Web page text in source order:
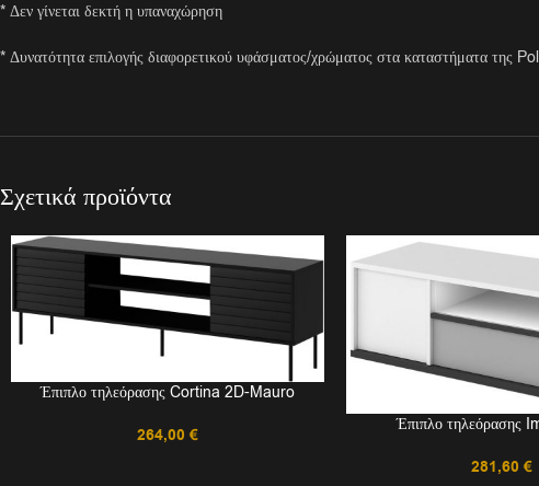
* Δεν γίνεται δεκτή η υπαναχώρηση
* Δυνατότητα επιλογής διαφορετικού υφάσματος/χρώματος στα καταστήματα της
Σχετικά προϊόντα
Έπιπλο τηλεόρασης Cortina 2D-Mauro
264,00 €
Έπιπλο τηλεόρασης
281,60€